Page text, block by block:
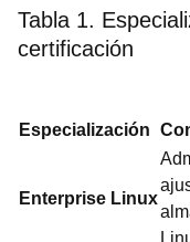
Tabla 1.
certificación
Especialización
Enterprise Linux